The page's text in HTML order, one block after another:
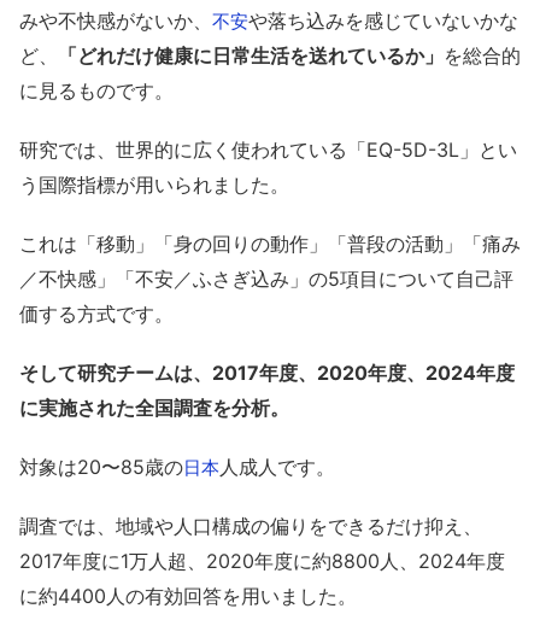
みや不快感がないか、 不安や落ち込みを感じていないかな
ど、
「どれだけ健康に日常生活を送れているか」 を総合的
に見るものです。
研究では、世界的に広く使われている「EQ-5D-3L」とい
う国際指標が用いられました。
これは「移動」「身の回りの動作」「普段の活動」「痛み
／不快感」「不安／ふさぎ込み」の5項目について自己評
価する方式です。
そして研究チームは、2017年度、2020年度、2024年度
に実施された全国調査を分析。
対象は20〜85歳の日本人成人です。
調査では、地域や人口構成の偏りをできるだけ抑え、
2017年度に1万人超、2020年度に約8800人、2024年度
に約4400人の有効回答を用いました。